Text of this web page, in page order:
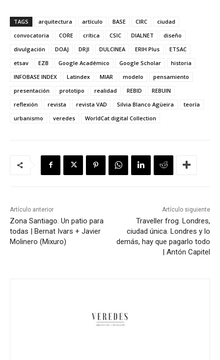
TAGS arquitectura artículo BASE CIRC
ciudad
convocatoria
CORE crítica CSIC DIALNET
diseño
divulgación
DOAJ DRJI DULCINEA ERIH Plus
ETSAC
etsav
EZB Google Académico Google Scholar
historia
INFOBASE INDEX
Latindex MIAR modelo
pensamiento
presentación
prototipo realidad REBID
REBUIN
reflexión
revista revista VAD Silvia Blanco Agüeira
teoría
urbanismo
veredes WorldCat digital Collection
Artículo anterior
Zona Santiago. Un patio para
todas | Bernat Ivars + Javier
Molinero (Mixuro)
Artículo siguiente
Traveller frog. Londres,
ciudad única. Londres y lo
demás, hay que pagarlo todo
| Antón Capitel